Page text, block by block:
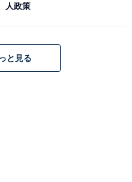
から英語に力を入れてき
人政策
と見る